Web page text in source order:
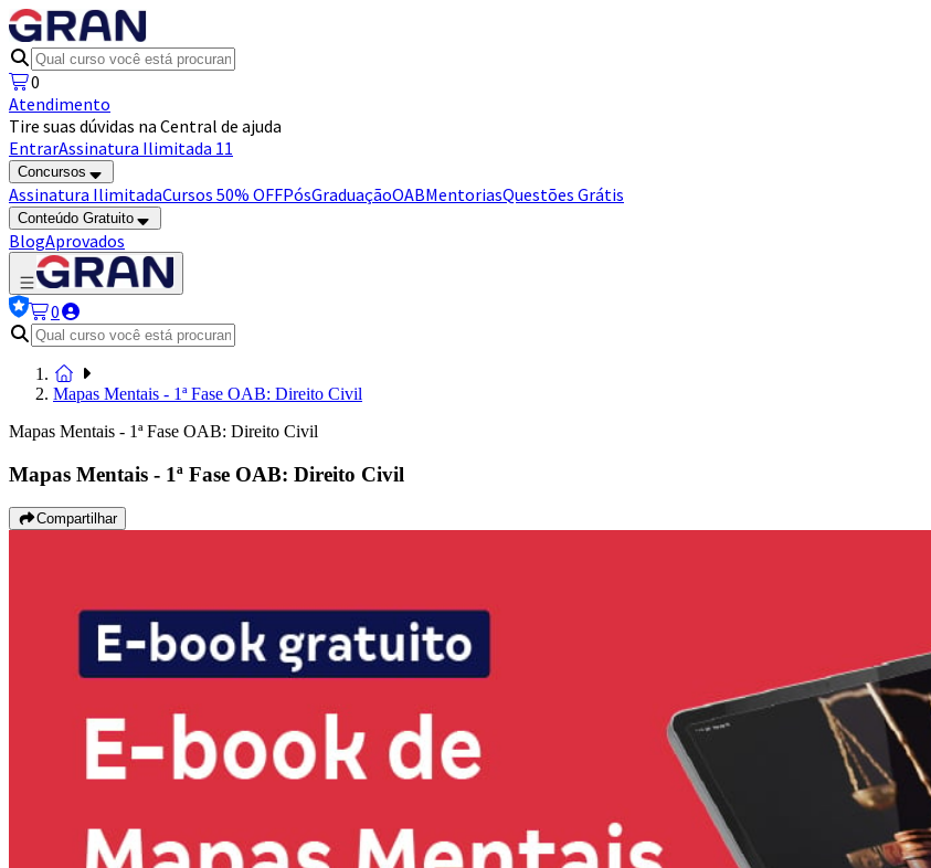
0
Atendimento
Tire suas dúvidas na Central de ajuda
EntrarAssinatura Ilimitada 11
Concursos
Assinatura IlimitadaCursos 50% OFFPósGraduaçãoOABMentoriasQuestões Grátis
Conteúdo Gratuito
BlogAprovados
0
Mapas Mentais - 1ª Fase OAB: Direito Civil
Mapas Mentais - 1ª Fase OAB: Direito Civil
Mapas Mentais - 1ª Fase OAB: Direito Civil
Compartilhar